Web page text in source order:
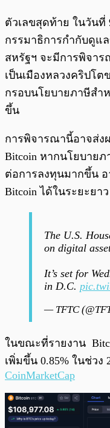
ตัวเลขสุดท้าย ในวัน
กรรมาธิการกำกับดูแล
สหรัฐฯ จะมีการพิจาร
เป็นเมืองหลวงคริปโ
กรอบนโยบายภาษีสำ
ขึ้น
การพิจารณานี้อาจส่ง
Bitcoin หากนโยบาย
ต่อการลงทุนมากขึ้น
Bitcoin ได้ในระยะยาว
The U.S.
on digital
It’s set for
in D.C.
— TFTC
ในขณะที่รายงาน
เพิ่มขึ้น 0.85% ในช่ว
CoinMarketCap